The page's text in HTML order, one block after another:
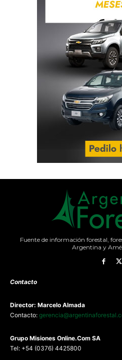
Fuente de información forestal,
Argentina y
Contacto
Director: Marcelo Almada
Contacto:
Grupo Misiones Online.Com SA
Tel: +54 (0376) 4425800